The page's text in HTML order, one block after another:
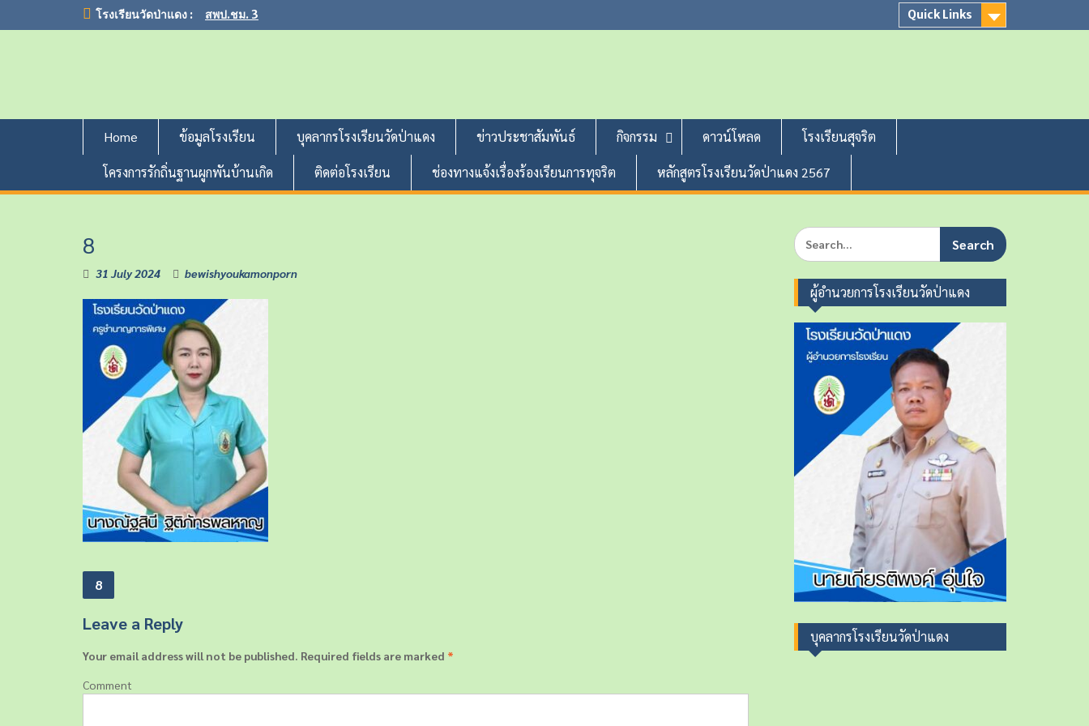
n
โรงเรียนวัดป่าแดง : สพป.ชม. 3 Quick Links
Home ข้อมูลโรงเรียน บุคลากรโรงเรียนวัดป่าแดง ข่าวประชาสัมพันธ์ กิจกรรม ดาวน์โหลด โรงเรียนสุจริต
โครงการรักถิ่นฐานผูกพันบ้านเกิด ติดต่อโรงเรียน ช่องทางแจ้งเรื่องร้องเรียนการทุจริต หลักสูตรโรงเรียนวัดป่าแดง 2567
8
31 July 2024 bewishyoukamonporn
s
t
n
8
Leave a Reply
Your email address will not be published. Required fields are marked *
Comment
S
e
c
h
ผู้อำนวยการโรงเรียนวัดป่าแดง
บุคลากรโรงเรียนวัดป่าแดง